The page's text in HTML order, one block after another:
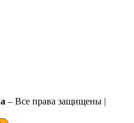
– Все права защищены |